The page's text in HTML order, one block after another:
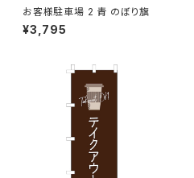
お客様駐車場 2 青 のぼり旗
¥3,795